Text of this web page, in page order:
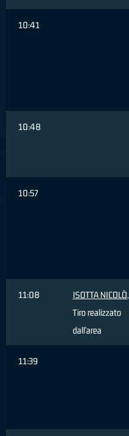
10:41
10:48
10:57
11:08 ISOTTA NICOLÒ,
Tiro realizzato
dall'area
11:39